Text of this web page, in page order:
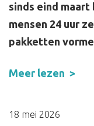
sinds eind
mensen 24 uur
pakketten
Meer lezen
18 mei 2026